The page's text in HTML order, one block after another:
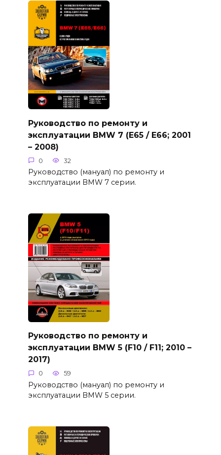
Руководство по ремонту и
эксплуатации BMW 7 (E65 / E66; 2001
– 2008)
0 32
Руководство (мануал) по ремонту и
эксплуатации BMW 7 серии.
Руководство по ремонту и
эксплуатации BMW 5 (F10 / F11; 2010 –
2017)
0 59
Руководство (мануал) по ремонту и
эксплуатации BMW 5 серии.